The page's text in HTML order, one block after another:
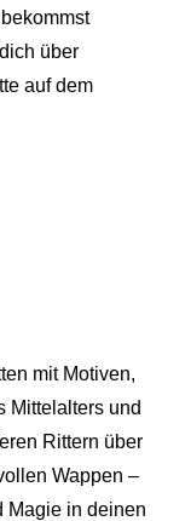
über
auf dem
mit Motiven,
Mittelalters und
Rittern über
Wappen –
Magie in deinen